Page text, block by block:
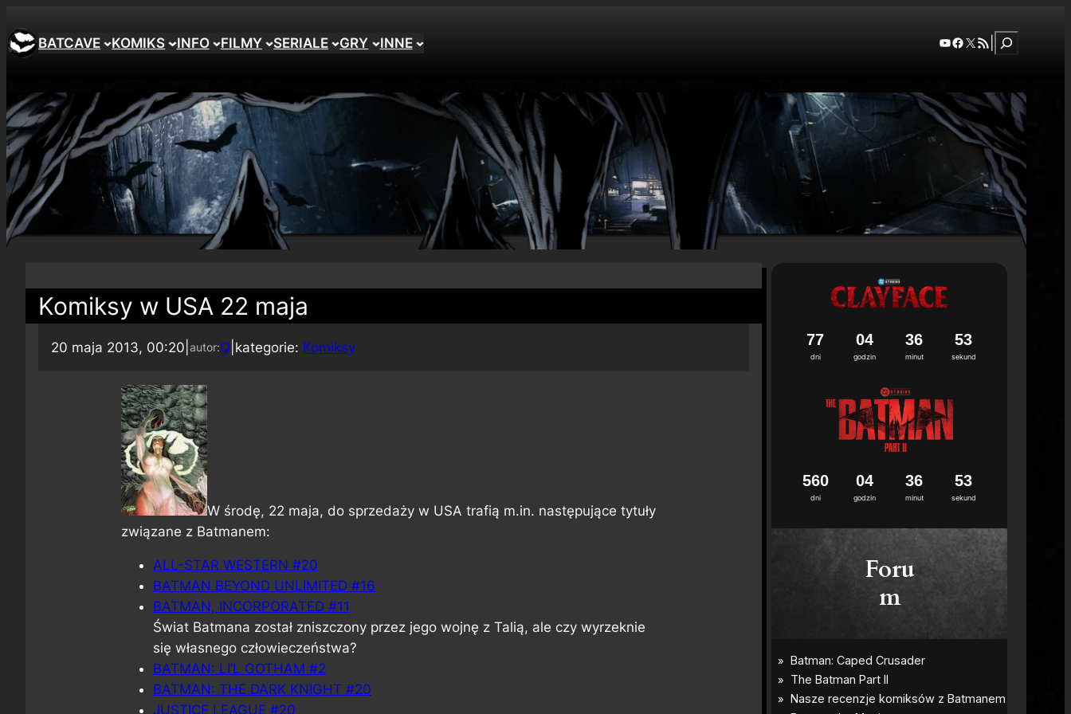
BATCAVE KOMIKS INFO FILMY SERIALE GRY INNE YouTube
Facebook
X RSS FeedSzukaj
Komiksy w USA 22 maja
20 maja 2013, 00:20 autor:Q kategorie: Komiksy
W środę, 22 maja, do sprzedaży w USA trafią m.in. następujące tytuły
związane z Batmanem:
ALL-STAR WESTERN #20
BATMAN BEYOND UNLIMITED #16
BATMAN, INCORPORATED #11
Świat Batmana został zniszczony przez jego wojnę z Talią, ale czy wyrzeknie
się własnego człowieczeństwa?
BATMAN: LI’L GOTHAM #2
BATMAN: THE DARK KNIGHT #20
JUSTICE LEAGUE #20
dni
77
godzin
04
minut
36
sekund
52
dni
560
godzin
04
minut
36
sekund
52
Foru
m